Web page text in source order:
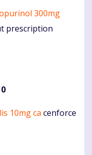
300mg
prescription
10mg ca cenforce